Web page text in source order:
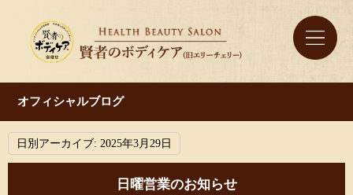
オフィシャルブログ
日別アーカイブ: 2025年3月29日
日曜営業のお知らせ